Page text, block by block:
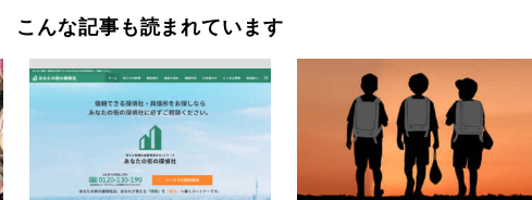
こんな記事も読まれています